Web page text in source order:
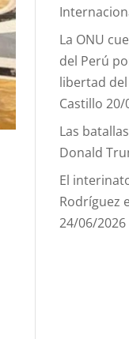
La ONU
del Perú
libertad
Castillo 20/
Las
Donald
El
Rodríguez
24/06/2026